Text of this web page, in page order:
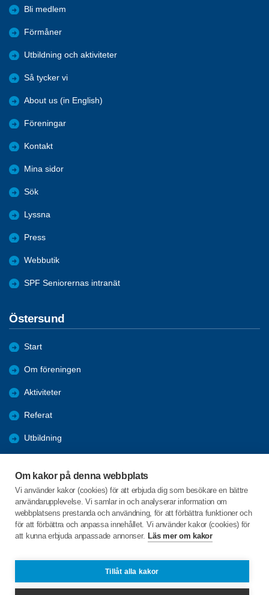
Om kakor på denna webbplats
Vi använder kakor (cookies) för att erbjuda dig som besökare en bättre
användarupplevelse. Vi samlar in och analyserar information om
webbplatsens prestanda och användning, för att förbättra funktioner och
för att förbättra och anpassa innehållet. Vi använder kakor (cookies) för
att kunna erbjuda anpassade annonser. Läs mer om kakor
Tillåt alla kakor
Bli medlem
Förmåner
Utbildning och aktiviteter
Så tycker vi
About us (in English)
Föreningar
Kontakt
Mina sidor
Sök
Lyssna
Press
Webbutik
SPF Seniorernas intranät
Östersund
Start
Om föreningen
Aktiviteter
Referat
Utbildning
Bli medlem
Bra länkar
C/o:Ann-Marie Blomqvist